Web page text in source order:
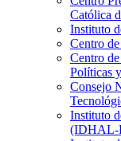
Católica
Instituto
Centro
Centro
Políticas
Consejo
Instituto
(IDHAL-